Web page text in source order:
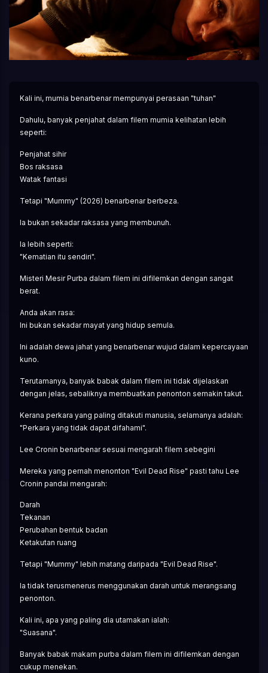
Kali ini, mumia benarbenar mempunyai perasaan "tuhan"
Dahulu, banyak penjahat dalam filem mumia kelihatan lebih
seperti:
Penjahat sihir
Bos raksasa
Watak fantasi
Tetapi "Mummy" (2026) benarbenar berbeza.
Ia bukan sekadar raksasa yang membunuh.
Ia lebih seperti:
"Kematian itu sendiri".
Misteri Mesir Purba dalam filem ini difilemkan dengan sangat
berat.
Anda akan rasa:
Ini bukan sekadar mayat yang hidup semula.
Ini adalah dewa jahat yang benarbenar wujud dalam kepercayaan
kuno.
Terutamanya, banyak babak dalam filem ini tidak dijelaskan
dengan jelas, sebaliknya membuatkan penonton semakin takut.
Kerana perkara yang paling ditakuti manusia, selamanya adalah:
"Perkara yang tidak dapat difahami".
Lee Cronin benarbenar sesuai mengarah filem sebegini
Mereka yang pernah menonton "Evil Dead Rise" pasti tahu Lee
Cronin pandai mengarah:
Darah
Tekanan
Perubahan bentuk badan
Ketakutan ruang
Tetapi "Mummy" lebih matang daripada "Evil Dead Rise".
Ia tidak terusmenerus menggunakan darah untuk merangsang
penonton.
Kali ini, apa yang paling dia utamakan ialah:
"Suasana".
Banyak babak makam purba dalam filem ini difilemkan dengan
cukup menekan.